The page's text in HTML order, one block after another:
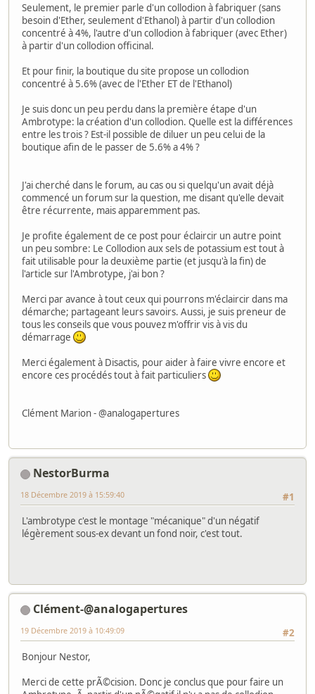
Seulement, le premier parle d'un collodion à fabriquer (sans
besoin d'Ether, seulement d'Ethanol) à partir d'un collodion
concentré à 4%, l'autre d'un collodion à fabriquer (avec Ether)
à partir d'un collodion officinal.
Et pour finir, la boutique du site propose un collodion
concentré à 5.6% (avec de l'Ether ET de l'Ethanol)
Je suis donc un peu perdu dans la première étape d'un
Ambrotype: la création d'un collodion. Quelle est la différences
entre les trois ? Est-il possible de diluer un peu celui de la
boutique afin de le passer de 5.6% a 4% ?
J'ai cherché dans le forum, au cas ou si quelqu'un avait déjà
commencé un forum sur la question, me disant qu'elle devait
être récurrente, mais apparemment pas.
Je profite également de ce post pour éclaircir un autre point
un peu sombre: Le Collodion aux sels de potassium est tout à
fait utilisable pour la deuxième partie (et jusqu'à la fin) de
l'article sur l'Ambrotype, j'ai bon ?
Merci par avance à tout ceux qui pourrons m'éclaircir dans ma
démarche; partageant leurs savoirs. Aussi, je suis preneur de
tous les conseils que vous pouvez m'offrir vis à vis du
démarrage
Merci également à Disactis, pour aider à faire vivre encore et
encore ces procédés tout à fait particuliers
Clément Marion - @analogapertures
NestorBurma
#1
18 Décembre 2019 à 15:59:40
L'ambrotype c'est le montage "mécanique" d'un négatif
légèrement sous-ex devant un fond noir, c'est tout.
Clément-@analogapertures
#2
19 Décembre 2019 à 10:49:09
Bonjour Nestor,
Merci de cette prÃ©cision. Donc je conclus que pour faire un